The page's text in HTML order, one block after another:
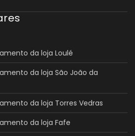
da loja Loulé
da loja São João da
da loja Torres Vedras
da loja Fafe